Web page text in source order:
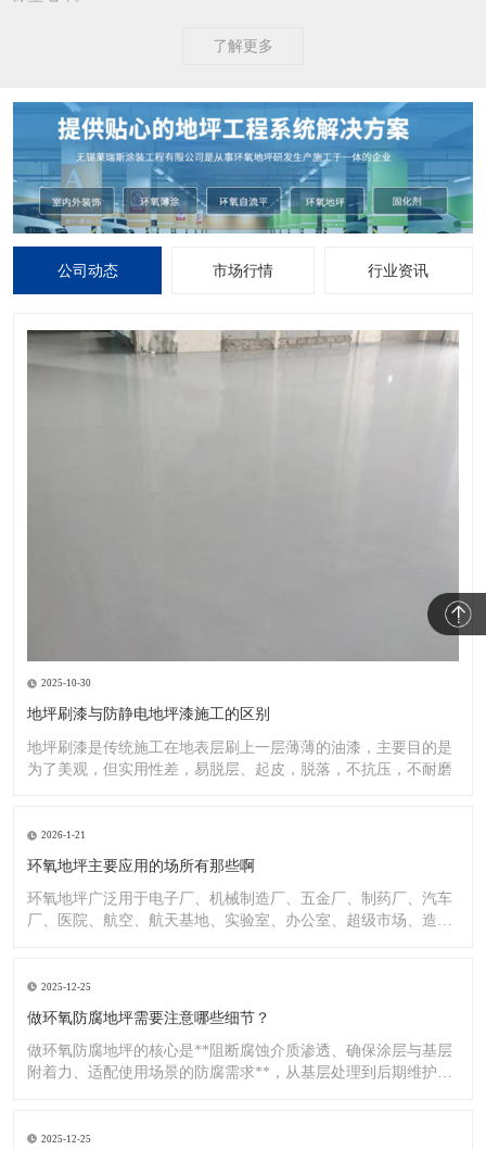
了解更多
公司动态 市场行情 行业资讯
2025-10-30
地坪刷漆与防静电地坪漆施工的区别
地坪刷漆是传统施工在地表层刷上一层薄薄的油漆，主要目的是
为了美观，但实用性差，易脱层、起皮，脱落，不抗压，不耐磨
2026-1-21
环氧地坪主要应用的场所有那些啊
环氧地坪广泛用于电子厂、机械制造厂、五金厂、制药厂、汽车
厂、医院、航空、航天基地、实验室、办公室、超级市场、造纸
2025-12-25
做环氧防腐地坪需要注意哪些细节？
做环氧防腐地坪的核心是**阻断腐蚀介质渗透、确保涂层与基层
附着力、适配使用场景的防腐需求**，从基层处理到后期维护，
2025-12-25